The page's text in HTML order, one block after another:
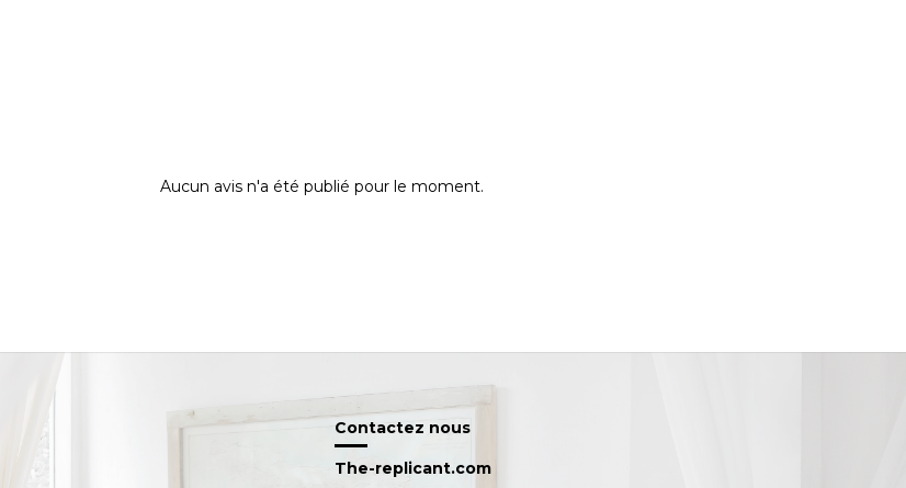
Aucun avis n'a été publié pour le moment.
Contactez nous
The-replicant.com